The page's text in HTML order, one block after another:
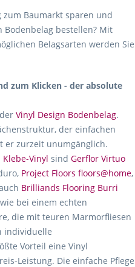
zum Baumarkt sparen und
Bodenbelag bestellen? Mit
Belagsarten werden Sie
zum Klicken - der absolute
Vinyl Design Bodenbelag.
der einfachen
er zurzeit unumgänglich.
Klebe-Vinyl sind Gerflor Virtuo
Project Floors floors@home,
Brilliands Flooring Burri
bei einem echten
die mit teuren Marmorfliesen
individuelle
Vorteil eine Vinyl
Leistung. Die einfache Pflege